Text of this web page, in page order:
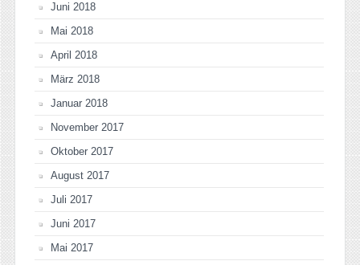
Juni 2018
Mai 2018
April 2018
März 2018
Januar 2018
November 2017
Oktober 2017
August 2017
Juli 2017
Juni 2017
Mai 2017